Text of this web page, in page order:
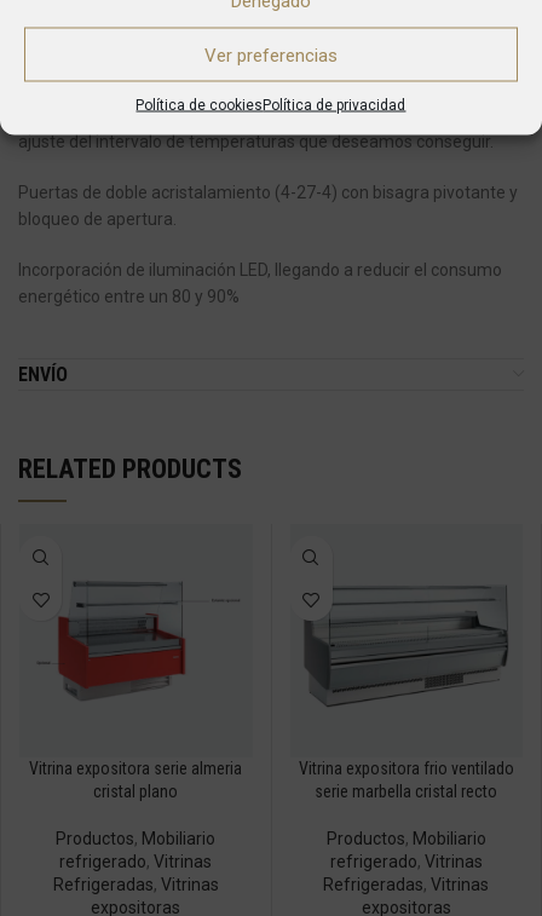
Ver preferencias
Política de cookiesPolítica de privacidad
El nuevo controlador de fácil manejo táctil IP65 tiene una mayor
precisión en el control de la temperatura. Mayor facilidad para el
ajuste del intervalo de temperaturas que deseamos conseguir.
Puertas de doble acristalamiento (4-27-4) con bisagra pivotante y
bloqueo de apertura.
Incorporación de iluminación LED, llegando a reducir el consumo
energético entre un 80 y 90%
ENVÍO
RELATED PRODUCTS
Vitrina expositora serie almeria
cristal plano
Productos, Mobiliario
refrigerado,Vitrinas
Refrigeradas, Vitrinas
expositoras
Vitrina expositora frio ventilado
serie marbella cristal recto
Productos, Mobiliario
refrigerado, Vitrinas
Refrigeradas,Vitrinas
expositoras